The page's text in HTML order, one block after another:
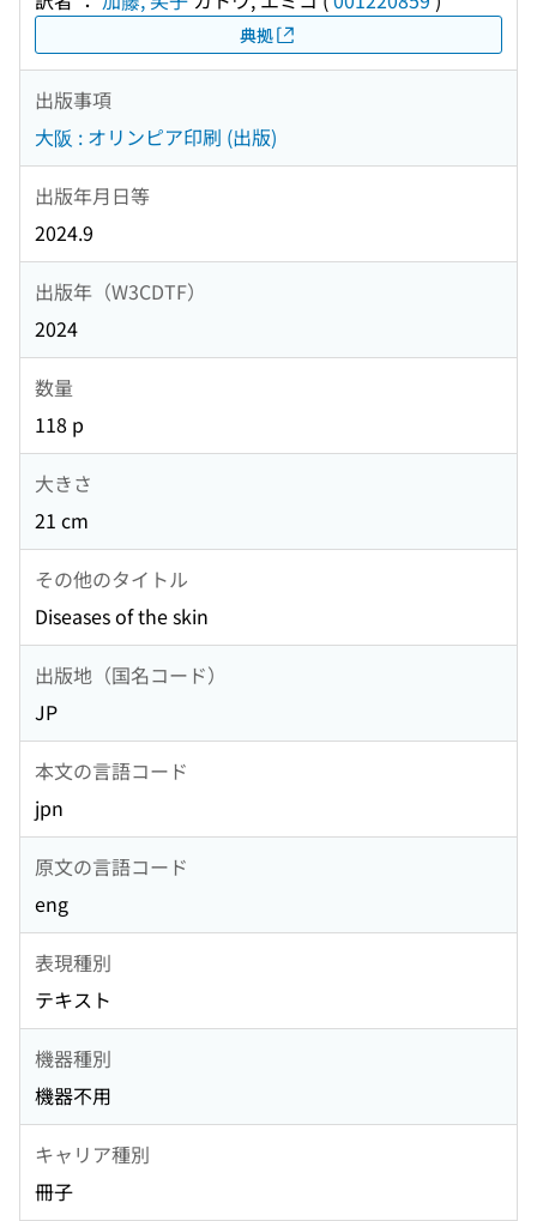
典拠
出版事項
大阪 : オリンピア印刷 (出版)
出版年月日等
2024.9
出版年（W3CDTF）
2024
数量
118 p
大きさ
21 cm
その他のタイトル
Diseases of the skin
出版地（国名コード）
JP
本文の言語コード
jpn
原文の言語コード
eng
表現種別
テキスト
機器種別
機器不用
キャリア種別
冊子